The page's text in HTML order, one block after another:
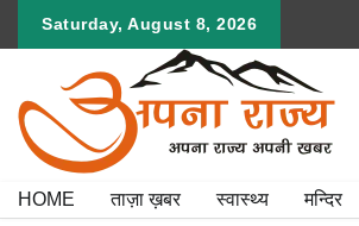
Saturday, August 8, 2026
HOME ताज़ा ख़बर स्वास्थ्य मन्दिर